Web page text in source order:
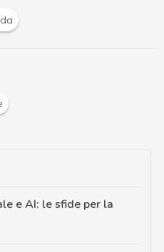
e AI: le sfide per la